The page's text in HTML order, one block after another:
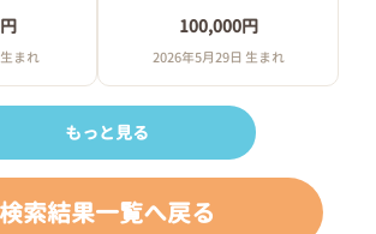
まれ
100,000円
2026年5月29日 生まれ
もっと見る
検索結果一覧へ戻る